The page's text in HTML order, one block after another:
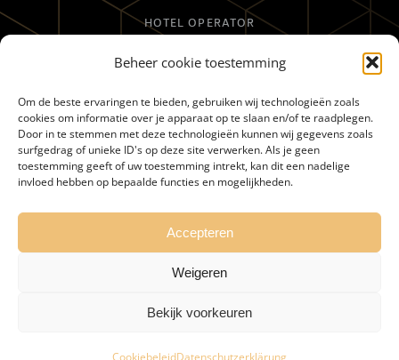
Beheer cookie toestemming
Om de beste ervaringen te bieden, gebruiken wij technologieën zoals
cookies om informatie over je apparaat op te slaan en/of te raadplegen.
Door in te stemmen met deze technologieën kunnen wij gegevens zoals
surfgedrag of unieke ID's op deze site verwerken. Als je geen
toestemming geeft of uw toestemming intrekt, kan dit een nadelige
invloed hebben op bepaalde functies en mogelijkheden.
Accepteren
Weigeren
Bekijk voorkeuren
CookiebeleidDatenschutzerklärung
HOTEL OPERATOR
Hotels geführt.
HOME BEDINGUNGEN UMGEBUNG